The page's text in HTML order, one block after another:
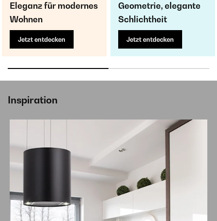
Eleganz für modernes
Wohnen
Jetzt entdecken
Geometrie, elegante
Schlichtheit
Jetzt entdecken
Inspiration